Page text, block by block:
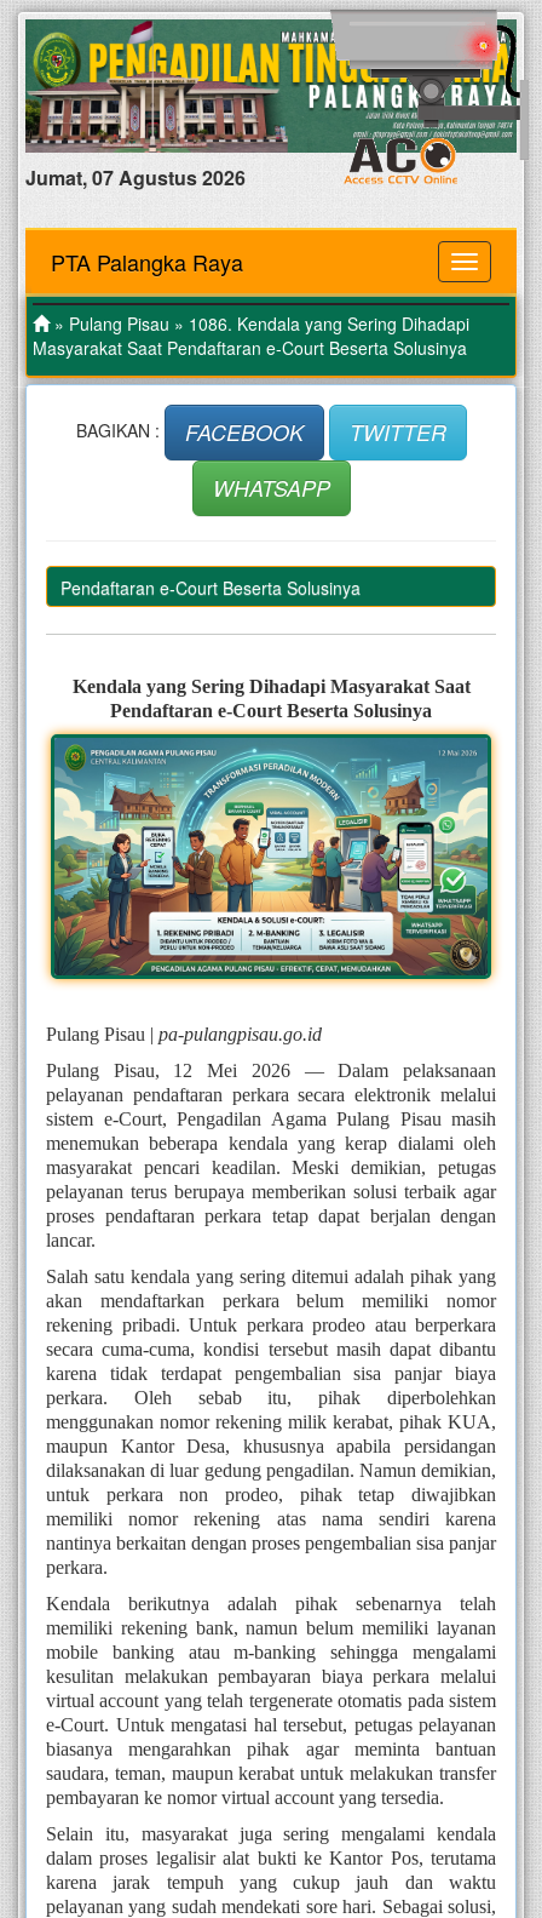
Jumat, 07 Agustus 2026
MENU
PTA Palangka Raya
» Pulang Pisau » 1086. Kendala yang Sering Dihadapi
Masyarakat Saat Pendaftaran e-Court Beserta Solusinya
BAGIKAN : FACEBOOK
TWITTER
WHATSAPP
Pendaftaran e-Court Beserta Solusinya
Kendala yang Sering Dihadapi Masyarakat Saat
Pendaftaran e-Court Beserta Solusinya
Pulang Pisau | pa-pulangpisau.go.id
Pulang Pisau, 12 Mei 2026 — Dalam pelaksanaan
pelayanan pendaftaran perkara secara elektronik melalui
sistem e-Court, Pengadilan Agama Pulang Pisau masih
menemukan beberapa kendala yang kerap dialami oleh
masyarakat pencari keadilan. Meski demikian, petugas
pelayanan terus berupaya memberikan solusi terbaik agar
proses pendaftaran perkara tetap dapat berjalan dengan
lancar.
Salah satu kendala yang sering ditemui adalah pihak yang
akan mendaftarkan perkara belum memiliki nomor
rekening pribadi. Untuk perkara prodeo atau berperkara
secara cuma-cuma, kondisi tersebut masih dapat dibantu
karena tidak terdapat pengembalian sisa panjar biaya
perkara. Oleh sebab itu, pihak diperbolehkan
menggunakan nomor rekening milik kerabat, pihak KUA,
maupun Kantor Desa, khususnya apabila persidangan
dilaksanakan di luar gedung pengadilan. Namun demikian,
untuk perkara non prodeo, pihak tetap diwajibkan
memiliki nomor rekening atas nama sendiri karena
nantinya berkaitan dengan proses pengembalian sisa panjar
perkara.
Kendala berikutnya adalah pihak sebenarnya telah
memiliki rekening bank, namun belum memiliki layanan
mobile banking atau m-banking sehingga mengalami
kesulitan melakukan pembayaran biaya perkara melalui
virtual account yang telah tergenerate otomatis pada sistem
e-Court. Untuk mengatasi hal tersebut, petugas pelayanan
biasanya mengarahkan pihak agar meminta bantuan
saudara, teman, maupun kerabat untuk melakukan transfer
pembayaran ke nomor virtual account yang tersedia.
Selain itu, masyarakat juga sering mengalami kendala
dalam proses legalisir alat bukti ke Kantor Pos, terutama
karena jarak tempuh yang cukup jauh dan waktu
pelayanan yang sudah mendekati sore hari. Sebagai solusi,